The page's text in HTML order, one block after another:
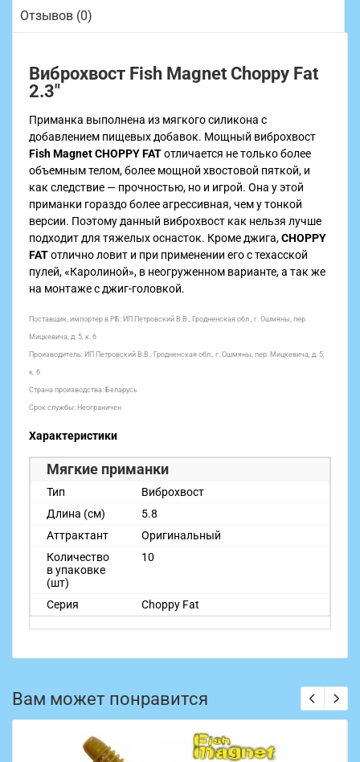
Отзывов (0)
Виброхвост Fish Magnet Choppy Fat
2.3"
Приманка выполнена из мягкого силикона с
добавлением пищевых добавок. Мощный виброхвост
Fish Magnet CHOPPY FATотличается не только более
объемным телом, более мощной хвостовой пяткой, и
как следствие — прочностью, но и игрой. Она у этой
приманки гораздо более агрессивная, чем у тонкой
версии. Поэтому данный виброхвост как нельзя лучше
подходит для тяжелых оснасток. Кроме джига,CHOPPY
FATотлично ловит и при применении его с техасской
пулей, «Каролиной», в неогруженном варианте, а так же
на монтаже c джиг-головкой.
Поставщик, импортер в РБ: ИП Петровский В.В., Гродненская обл., г. Ошмяны, пер.
Мицкевича, д. 5, к. 6
Производитель:ИП Петровский В.В., Гродненская обл., г. Ошмяны, пер. Мицкевича, д. 5,
к. 6
Страна производства: Беларусь
Срок службы: Неограничен
Характеристики
Мягкие приманки
Тип
Виброхвост
Длина (см)
5.8
Аттрактант
Оригинальный
Количество
в упаковке
(шт)
10
Серия Choppy Fat
Вам может понравится